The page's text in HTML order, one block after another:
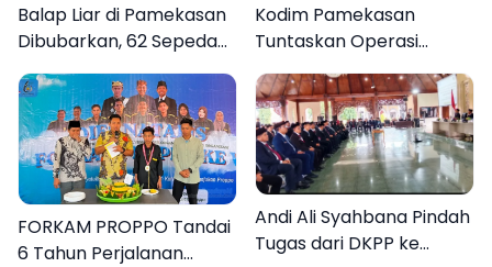
Balap Liar di Pamekasan
Dibubarkan, 62 Sepeda
Motor Diamankan
Kodim Pamekasan
Tuntaskan Operasi
Katarak Gratis, 160
Warga Kembali Melihat
Lebih Jelas
FORKAM PROPPO Tandai
6 Tahun Perjalanan
Andi Ali Syahbana Pindah
Tugas dari DKPP ke